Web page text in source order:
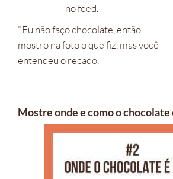
no feed.
*Eu não faço chocolate, então
mostro na foto o que fiz, mas você
entendeu o recado.
Mostre onde e como o chocolate